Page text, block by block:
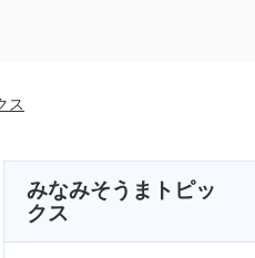
ス
みなみそうまトピッ
クス